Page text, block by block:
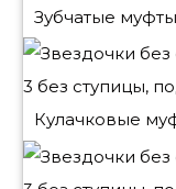
Зубчатые
Кулачковые